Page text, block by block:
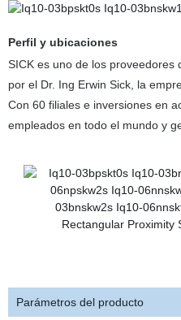
Perfil y ubicaciones
SICK es uno de los
por el Dr. Ing Erwin Sick, la
Con 60 filiales e inversiones en
empleados en todo el mundo y
Parámetros del producto